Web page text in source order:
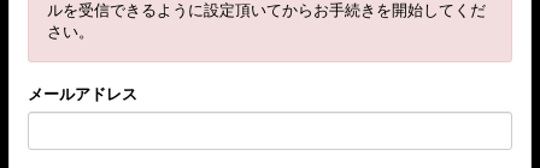
ルを受信できるように設定頂いてからお手続きを開始してくだ
さい。
メールアドレス